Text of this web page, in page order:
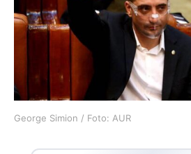
George Simion / Foto: AUR